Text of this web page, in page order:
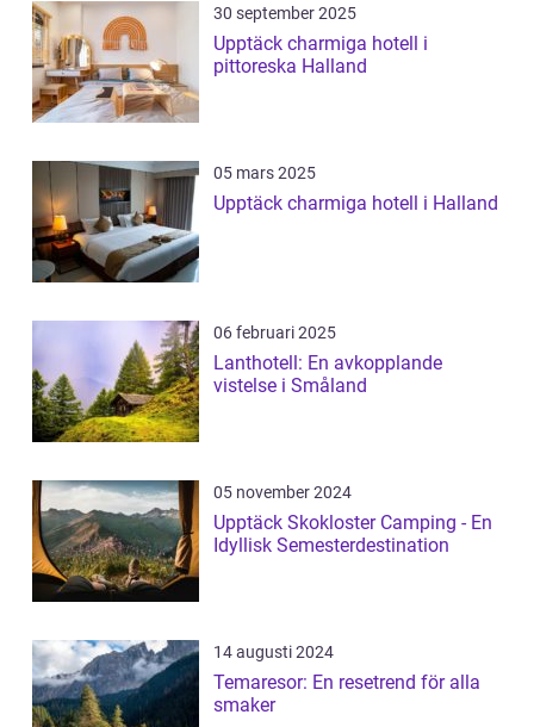
30 september 2025
Upptäck charmiga hotell i
pittoreska Halland
05 mars 2025
Upptäck charmiga hotell i Halland
06 februari 2025
Lanthotell: En avkopplande
vistelse i Småland
05 november 2024
Upptäck Skokloster Camping - En
Idyllisk Semesterdestination
14 augusti 2024
Temaresor: En resetrend för alla
smaker